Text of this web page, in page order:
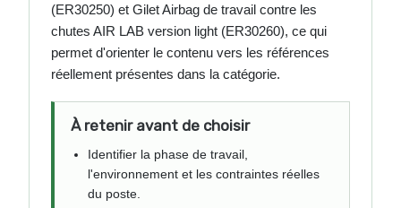
(ER30250) et Gilet Airbag de travail contre les
chutes AIR LAB version light (ER30260), ce qui
permet d'orienter le contenu vers les références
réellement présentes dans la catégorie.
À retenir avant de choisir
Identifier la phase de travail,
l'environnement et les contraintes réelles
du poste.